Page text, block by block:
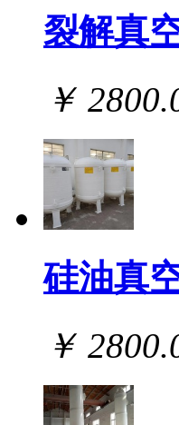
裂解真
￥
硅油真
￥